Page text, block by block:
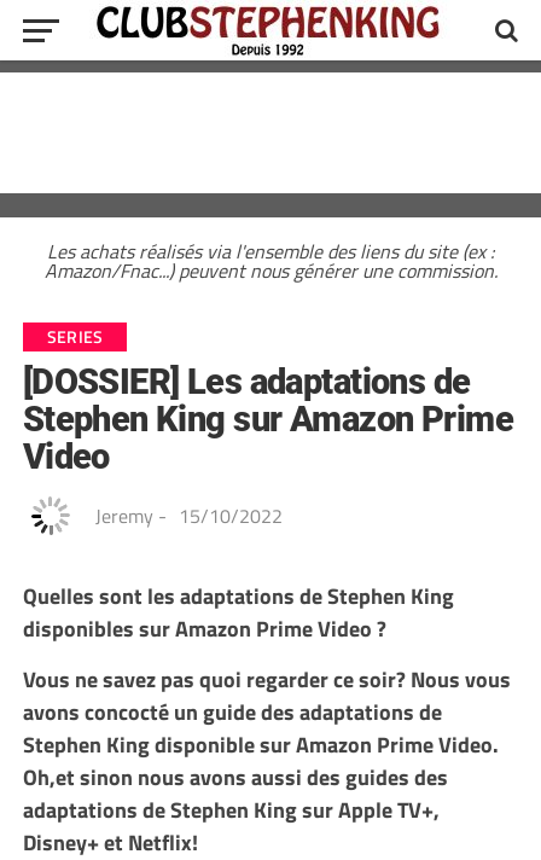
Les achats réalisés via l'ensemble des liens du site (ex :
Amazon/Fnac...) peuvent nous générer une commission.
SERIES
[DOSSIER] Les adaptations de
Stephen King sur Amazon Prime
Video
Jeremy - 15/10/2022
Quelles sont les adaptations de Stephen King
disponibles sur Amazon Prime Video ?
Vous ne savez pas quoi regarder ce soir? Nous vous
avons concocté un guide des adaptations de
Stephen King disponible sur Amazon Prime Video.
Oh,et sinon nous avons aussi des guides des
adaptations de Stephen King sur Apple TV+,
Disney+ et Netflix!